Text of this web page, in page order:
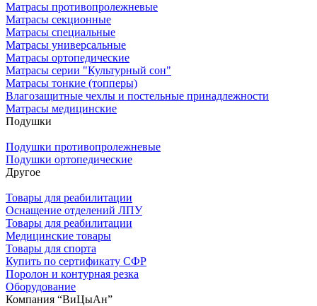
Матрасы противопролежневые
Матрасы секционные
Матрасы специальные
Матрасы универсальные
Матрасы ортопедические
Матрасы серии "Культурный сон"
Матрасы тонкие (топперы)
Влагозащитные чехлы и постельные принадлежности
Матрасы медицинские
Подушки
Подушки противопролежневые
Подушки ортопедические
Другое
Товары для реабилитации
Оснащение отделений ЛПУ
Товары для реабилитации
Медицинские товары
Товары для спорта
Купить по сертификату СФР
Поролон и контурная резка
Оборудование
Компания “ВиЦыАн”